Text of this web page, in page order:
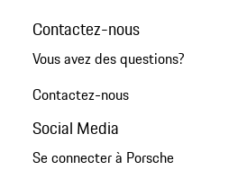
Contactez-nous
Vous avez des questions?
Contactez-nous
Social Media
Se connecter à Porsche